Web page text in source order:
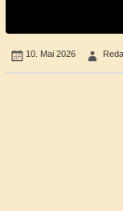
10. Mai 2026